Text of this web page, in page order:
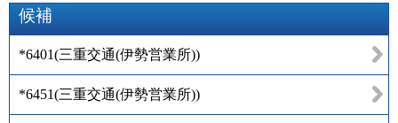
候補
*6401(三重交通(伊勢営業所))
*6451(三重交通(伊勢営業所))